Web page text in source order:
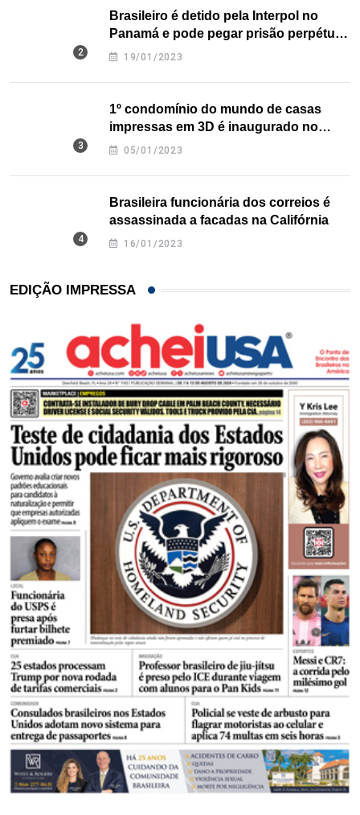
Brasileiro é detido pela Interpol no
Panamá e pode pegar prisão perpétua
nos EUA
19/01/2023
1º condomínio do mundo de casas
impressas em 3D é inaugurado no
Texas
05/01/2023
Brasileira funcionária dos correios é
assassinada a facadas na Califórnia
16/01/2023
EDIÇÃO IMPRESSA